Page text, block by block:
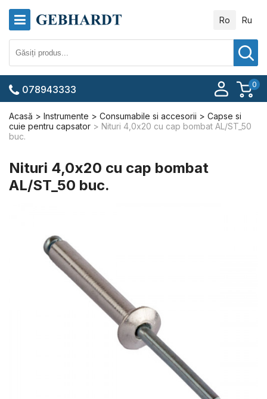
Ro Ru
0
078943333
Acasă Instrumente Consumabile si accesorii
Capse si
cuie pentru capsator
Nituri 4,0x20 cu cap bombat AL/ST_50
buc.
Nituri 4,0x20 cu cap bombat
AL/ST_50 buc.